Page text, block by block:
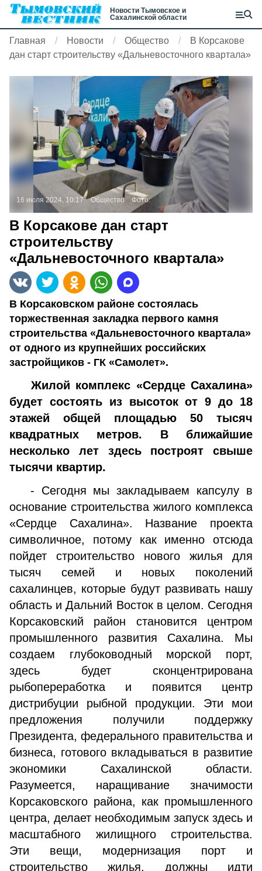
Новости Тымовское и
Сахалинской области
Главная Новости Общество
В Корсакове
дан старт строительству «Дальневосточного квартала»
16 июля 2024, 10:17 Общество Фото:
В Корсакове дан старт
строительству
«Дальневосточного квартала»
В Корсаковском районе состоялась
торжественная закладка первого камня
строительства «Дальневосточного квартала»
от одного из крупнейших российских
застройщиков - ГК «Самолет».
Жилой комплекс «Сердце Сахалина»
будет состоять из высоток от 9 до 18
этажей общей площадью 50 тысяч
квадратных метров. В ближайшие
несколько лет здесь построят свыше
тысячи квартир.
- Сегодня мы закладываем капсулу в
основание строительства жилого комплекса
«Сердце Сахалина». Название проекта
символичное, потому как именно отсюда
пойдет строительство нового жилья для
тысяч семей и новых поколений
сахалинцев, которые будут развивать нашу
область и Дальний Восток в целом. Сегодня
Корсаковский район становится центром
промышленного развития Сахалина. Мы
создаем глубоководный морской порт,
здесь будет сконцентрирована
рыбопереработка и появится центр
дистрибуции рыбной продукции. Эти мои
предложения получили поддержку
Президента, федерального правительства и
бизнеса, готового вкладываться в развитие
экономики Сахалинской области.
Разумеется, наращивание значимости
Корсаковского района, как промышленного
центра, делает необходимым запуск здесь и
масштабного жилищного строительства.
Эти вещи, модернизация порт и
строительство жилья, должны идти